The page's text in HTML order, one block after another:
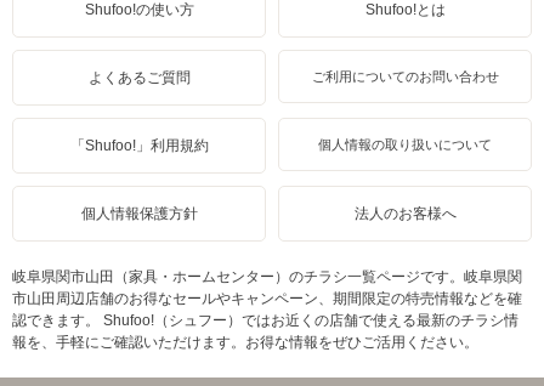
Shufoo!の使い方 Shufoo!とは
よくあるご質問 ご利用についてのお問い合わせ
「Shufoo!」利用規約 個人情報の取り扱いについて
個人情報保護方針 法人のお客様へ
岐阜県関市山田（家具・ホームセンター）のチラシ一覧ページです。岐阜県関
市山田周辺店舗のお得なセールやキャンペーン、期間限定の特売情報などを確
認できます。 Shufoo!（シュフー）ではお近くの店舗で使える最新のチラシ情
報を、手軽にご確認いただけます。お得な情報をぜひご活用ください。